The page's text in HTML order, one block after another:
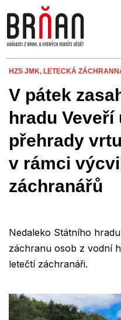
HZS JMK, LETECKÁ
V pátek
hradu Veveří
přehrady
v rámci
záchranářů
Nedaleko Státního
záchranu osob z vodní
letečtí záchranáři.